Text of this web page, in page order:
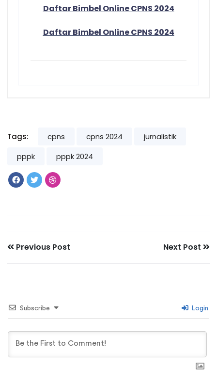
Daftar Bimbel Online CPNS 2024
Daftar Bimbel Online CPNS 2024
Tags: cpns cpns 2024
jurnalistik
pppk
pppk 2024
Previous Post Next Post
Subscribe Login